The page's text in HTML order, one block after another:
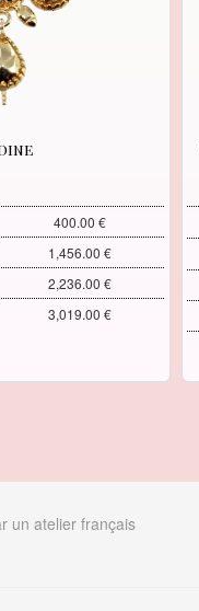
400.00 €
1,456.00 €
2,236.00 €
3,019.00 €
un atelier français